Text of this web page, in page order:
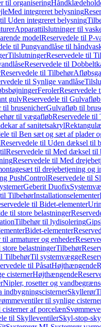
til organisering
Med integreret belysning
Uden integreret belysning
Apparattilslutninger til
modelReservedele til P-
til Pungvandlåse til
TilslutningerReservedele til
Reservedele til
Reservedele til Tilbehør
til Synlige vandlåse
FerolerReservedele
gulvReservedele til
til brusenicherGulvafløb til
til vægafløbReservedele
af sanitetsakryl
til Ben sæt og sæt af plader
Reservedele til Uden dæksel til
Reservedele til Med dæksel til
Reservedele til Med
til drejebetjening og
PushControlReservedele til
Geberit Duofix
TilbehørInstallationselementer
til Bidet-elementer
til store belastninger
Tilbehør til lydisolering
Bidet-elementer
til armaturer og enheder
belastningerTilbehør
TilbehørTil systemvægge
til PåsatHøjthængende
cisternerHøjthængende
Nipler, rosetter og
indbygningscisternerSkyllerør
til synlige
af porcelæn
til SkylleventilerSkyl-stop-